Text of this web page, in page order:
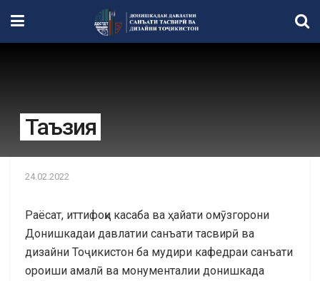
Таъзия
24.02.2022
Раёсат, иттифоқи касаба ва ҳайати омӯзгорони
Донишкадаи давлатии санъати тасвирӣ ва
дизайни Тоҷикистон ба мудири кафедраи санъати
ороиши амалӣ ва монументалии донишкада